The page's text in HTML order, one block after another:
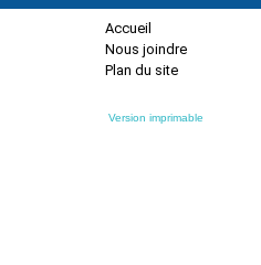
Accueil
Nous joindre
Plan du site
Version imprimable